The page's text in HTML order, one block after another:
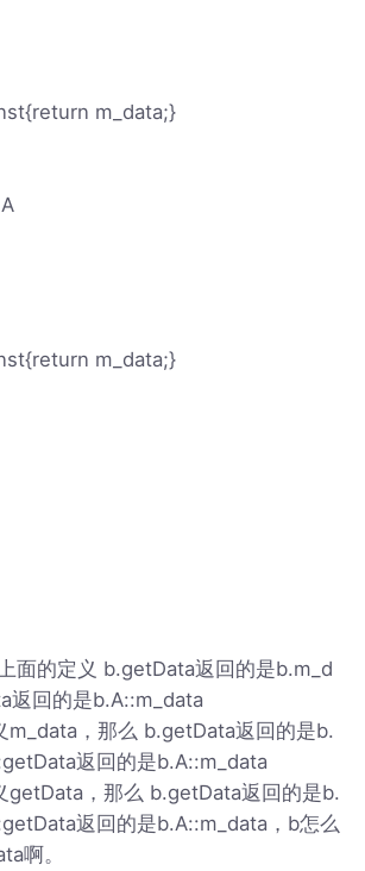
m_data;}
m_data;}
面的定义 b.getData返回的是b.m_d
返回的是b.A::m_data
m_data，那么 b.getData返回的是b.
返回的是b.A::m_data
getData，那么 b.getData返回的是b.
返回的是b.A::m_data，b怎么
啊。